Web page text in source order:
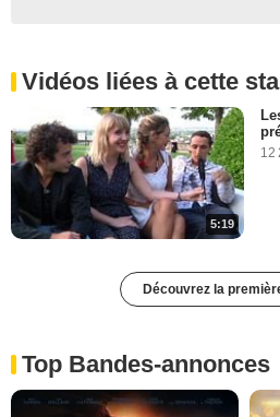
Vidéos liées à cette
5:19
12
Découvrez la
Top Bandes-annonces